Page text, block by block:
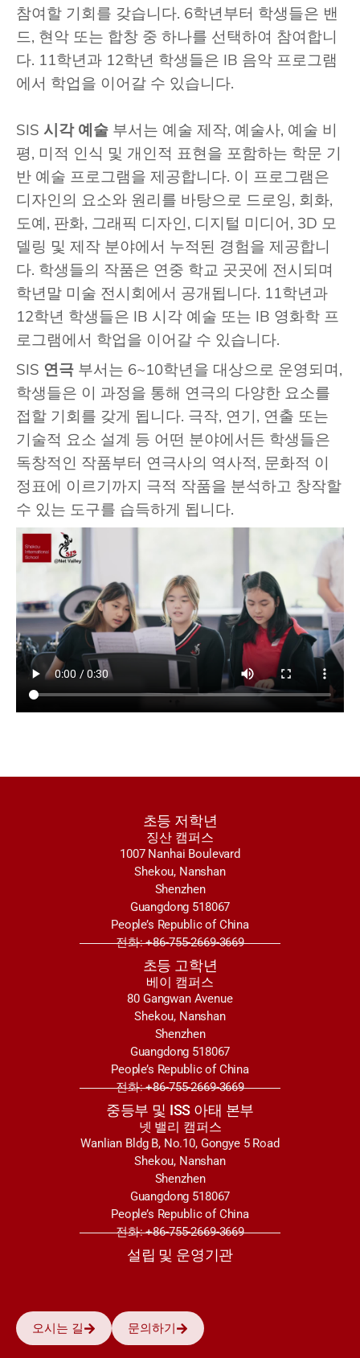
참여할 기회를 갖습니다. 6학년부터 학생들은 밴
드, 현악 또는 합창 중 하나를 선택하여 참여합니
다. 11학년과 12학년 학생들은 IB 음악 프로그램
에서 학업을 이어갈 수 있습니다.
SIS 시각 예술 부서는 예술 제작, 예술사, 예술 비
평, 미적 인식 및 개인적 표현을 포함하는 학문 기
반 예술 프로그램을 제공합니다. 이 프로그램은
디자인의 요소와 원리를 바탕으로 드로잉, 회화,
도예, 판화, 그래픽 디자인, 디지털 미디어, 3D 모
델링 및 제작 분야에서 누적된 경험을 제공합니
다. 학생들의 작품은 연중 학교 곳곳에 전시되며
학년말 미술 전시회에서 공개됩니다. 11학년과
12학년 학생들은 IB 시각 예술 또는 IB 영화학 프
로그램에서 학업을 이어갈 수 있습니다.
SIS 연극 부서는 6~10학년을 대상으로 운영되며,
학생들은 이 과정을 통해 연극의 다양한 요소를
접할 기회를 갖게 됩니다. 극작, 연기, 연출 또는
기술적 요소 설계 등 어떤 분야에서든 학생들은
독창적인 작품부터 연극사의 역사적, 문화적 이
정표에 이르기까지 극적 작품을 분석하고 창작할
수 있는 도구를 습득하게 됩니다.
초등 저학년
징산 캠퍼스
1007 Nanhai Boulevard
Shekou, Nanshan
Shenzhen
Guangdong 518067
People’s Republic of China
전화: +86-755-2669-3669
초등 고학년
베이 캠퍼스
80 Gangwan Avenue
Shekou, Nanshan
Shenzhen
Guangdong 518067
People’s Republic of China
전화: +86-755-2669-3669
중등부 및 ISS 아태 본부
넷 밸리 캠퍼스
Wanlian Bldg B, No.10, Gongye 5 Road
Shekou, Nanshan
Shenzhen
Guangdong 518067
People’s Republic of China
전화: +86-755-2669-3669
설립 및 운영기관
오시는 길 문의하기